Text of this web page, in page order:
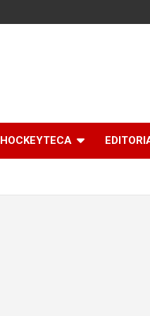
HOCKEYTECA